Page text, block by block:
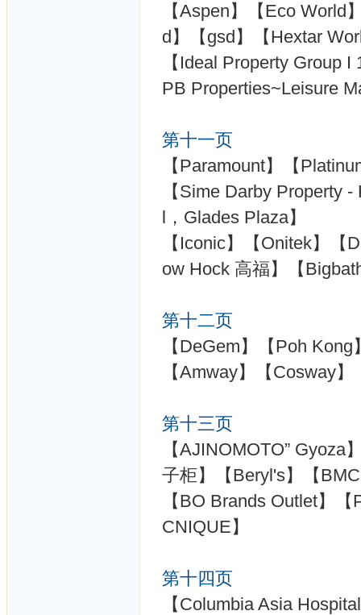
【Aspen】【Eco World
d】【gsd】【Hextar
【Ideal Property Group
PB Properties~Leisure
第十一页
【Paramount】【
【Sime Darby Property
l，Glades Plaza】
【Iconic】【Onitek】
ow Hock 高福】【
第十二页
【DeGem】【Poh
【Amway】【Cosway
第十三页
【AJINOMOTO”
子柜】【Beryl's】【
【BO Brands Outlet】
CNIQUE】
第十四页
【Columbia Asia